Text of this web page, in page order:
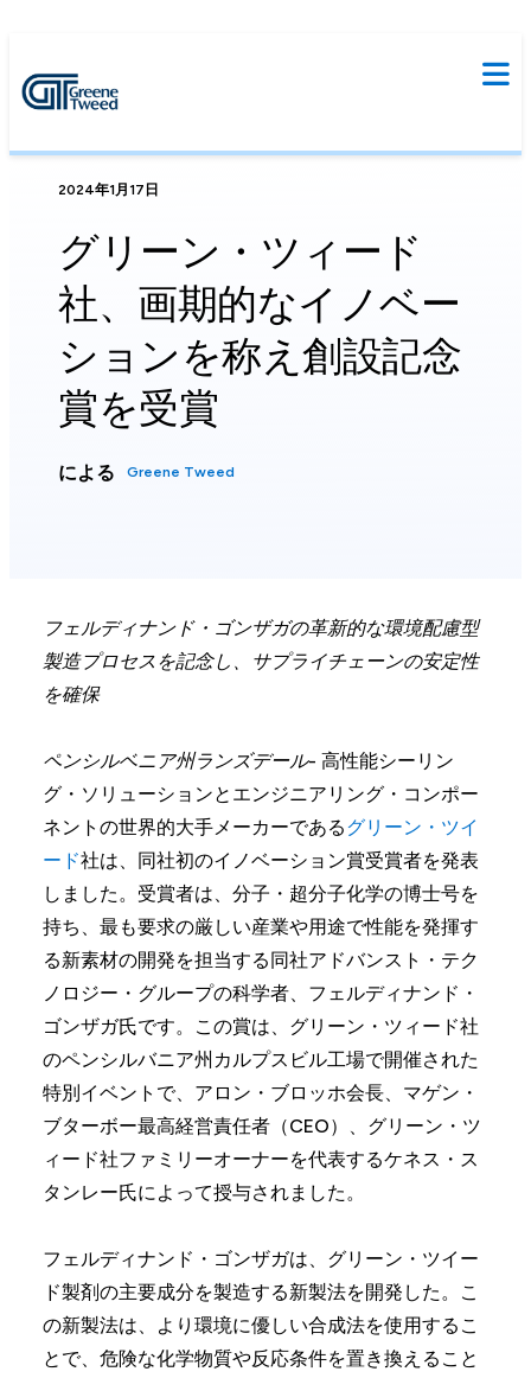
2024年1月17日
グリーン・ツィード
社、画期的なイノベー
ションを称え創設記念
賞を受賞
による Greene Tweed
フェルディナンド・ゴンザガの革新的な環境配慮型
製造プロセスを記念し、サプライチェーンの安定性
を確保
ペンシルベニア州ランズデール- 高性能シーリン
グ・ソリューションとエンジニアリング・コンポー
ネントの世界的大手メーカーであるグリーン・ツイ
ード社は、同社初のイノベーション賞受賞者を発表
しました。受賞者は、分子・超分子化学の博士号を
持ち、最も要求の厳しい産業や用途で性能を発揮す
る新素材の開発を担当する同社アドバンスト・テク
ノロジー・グループの科学者、フェルディナンド・
ゴンザガ氏です。この賞は、グリーン・ツィード社
のペンシルバニア州カルプスビル工場で開催された
特別イベントで、アロン・ブロッホ会長、マゲン・
ブターボー最高経営責任者（CEO）、グリーン・ツ
ィード社ファミリーオーナーを代表するケネス・ス
タンレー氏によって授与されました。
フェルディナンド・ゴンザガは、グリーン・ツイー
ド製剤の主要成分を製造する新製法を開発した。こ
の新製法は、より環境に優しい合成法を使用するこ
とで、危険な化学物質や反応条件を置き換えること